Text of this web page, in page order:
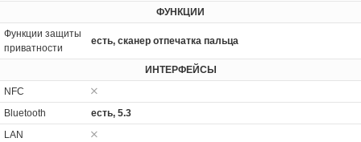
ФУНКЦИИ
Функции защиты
приватности
есть, сканер отпечатка пальца
ИНТЕРФЕЙСЫ
NFC
Bluetooth
есть, 5.3
LAN